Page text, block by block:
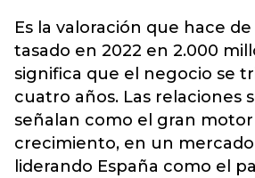
Es la valoración que hace
tasado en 2022 en 2.000
significa que el negocio se
cuatro años. Las relaciones
señalan como el gran
crecimiento, en un
liderando España como el